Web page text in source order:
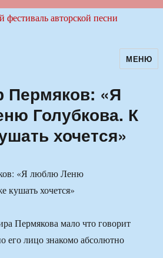
авторскойМЕНЮ
Пермяков: «Я
Голубкова. К
хочется»
Пермякова мало что говорит
его лицо знакомо абсолютно